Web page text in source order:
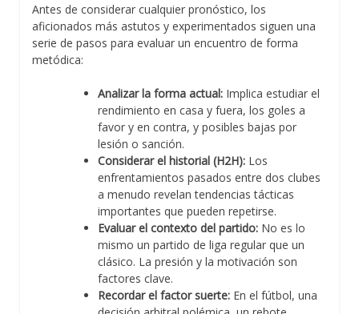
Antes de considerar cualquier pronóstico, los
aficionados más astutos y experimentados siguen una
serie de pasos para evaluar un encuentro de forma
metódica:
Analizar la forma actual: Implica estudiar el
rendimiento en casa y fuera, los goles a
favor y en contra, y posibles bajas por
lesión o sanción.
Considerar el historial (H2H): Los
enfrentamientos pasados entre dos clubes
a menudo revelan tendencias tácticas
importantes que pueden repetirse.
Evaluar el contexto del partido: No es lo
mismo un partido de liga regular que un
clásico. La presión y la motivación son
factores clave.
Recordar el factor suerte: En el fútbol, una